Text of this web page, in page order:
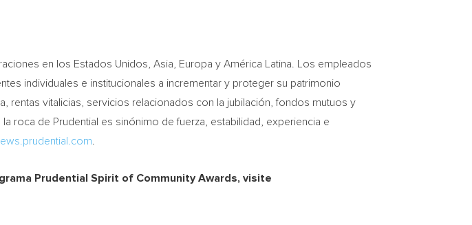
en los Estados Unidos, Asia , Europa y América Latina. Los empleados
individuales e institucionales a incrementar y proteger su patrimonio
vitalicias, servicios relacionados con la jubilación, fondos mutuos y
roca de Prudential es sinónimo de fuerza, estabilidad, experiencia e
Prudential Spirit of Community Awards, visite